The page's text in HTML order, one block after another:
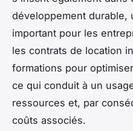
développement durable,
important pour les
les contrats de location
formations pour
ce qui conduit à un
ressources et, par
coûts associés.